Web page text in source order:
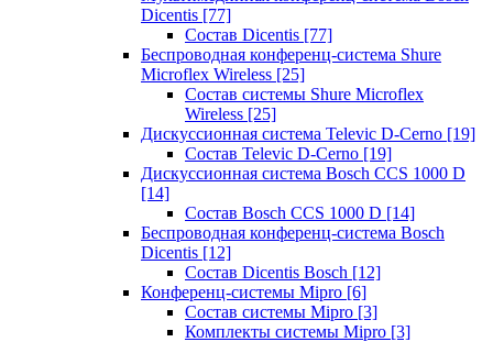
Dicentis [77]
Состав Dicentis [77]
Беспроводная конференц-система Shure
Microflex Wireless [25]
Состав системы Shure Microflex
Wireless [25]
Дискуссионная система Televic D-Cerno [19]
Состав Televic D-Cerno [19]
Дискуссионная система Bosch CCS 1000 D
[14]
Состав Bosch CCS 1000 D [14]
Беспроводная конференц-система Bosch
Dicentis [12]
Состав Dicentis Bosch [12]
Конференц-системы Mipro [6]
Состав системы Mipro [3]
Комплекты системы Mipro [3]